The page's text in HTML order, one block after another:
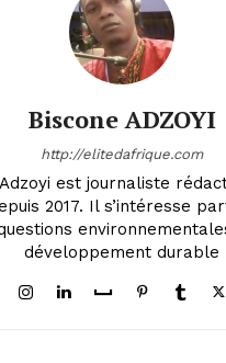
Biscone ADZOYI
http://elitedafrique.com
est journaliste
2017. Il s’intéresse
développement durable